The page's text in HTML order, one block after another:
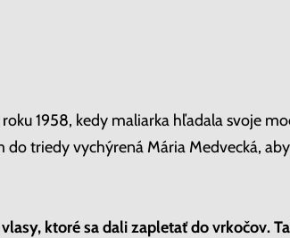
1958, kedy maliarka hľadala svoje
triedy vychýrená Mária Medvecká,
ktoré sa dali zapletať do vrkočov.